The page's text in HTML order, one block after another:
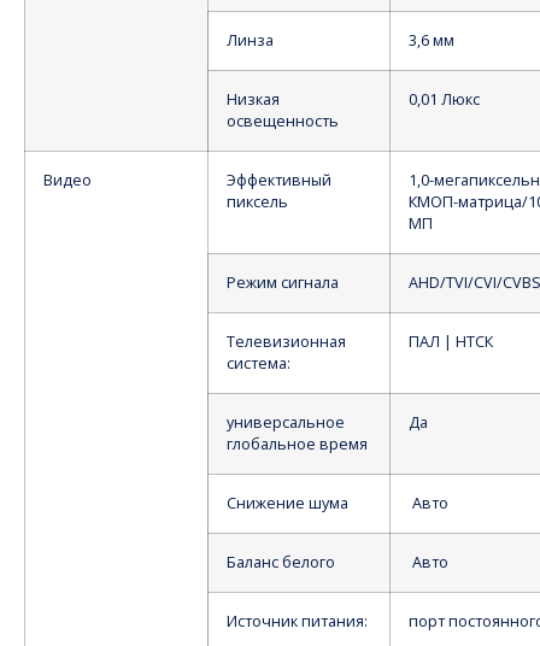
Линза 3,6 мм
Низкая
освещенность
0,01 Люкс
Видео
Эффективный
пиксель
1,0-
КМОП-матрица/
МП
Режим сигнала AHD/TVI/CVI/CVBS
Телевизионная
система:
ПАЛ | НТСК
универсальное
глобальное время
Да
Снижение шума Авто
Баланс белого Авто
Источник питания: порт